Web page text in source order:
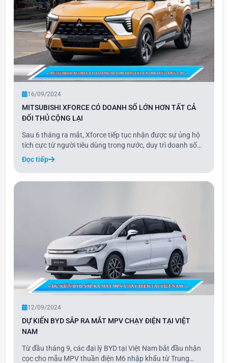
16/09/2024
MITSUBISHI XFORCE CÓ DOANH SỐ LỚN HƠN TẤT CẢ
ĐỐI THỦ CỘNG LẠI
Sau 6 tháng ra mắt, Xforce tiếp tục nhận được sự ủng hộ
tích cực từ người tiêu dùng trong nước, duy trì doanh số
dẫn đầu qua các tháng. Sự xuất hiện của mẫu xe này đã
phá vỡ thế độc quyền nhiều năm của các dòng xe Hàn
Quốc lắp ráp trong nước như Creta và
Đọc tiếp
12/09/2024
DỰ KIẾN BYD SẮP RA MẮT MPV CHẠY ĐIỆN TẠI VIỆT
NAM
Từ đầu tháng 9, các đại lý BYD tại Việt Nam bắt đầu nhận
cọc cho mẫu MPV thuần điện M6 nhập khẩu từ Trung